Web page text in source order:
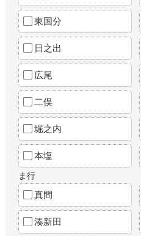
東国分
日之出
広尾
二俣
堀之内
本塩
ま行
真間
湊新田